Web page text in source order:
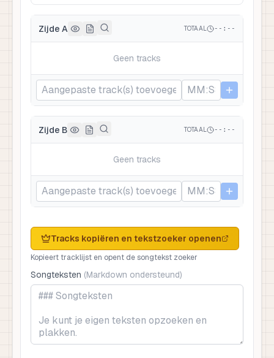
Zijde A TOTAAL --:--
Geen tracks
Zijde B TOTAAL --:--
Geen tracks
Tracks kopiëren en tekstzoeker openen
Kopieert tracklijst en opent de songtekst zoeker
Songteksten (Markdown ondersteund)